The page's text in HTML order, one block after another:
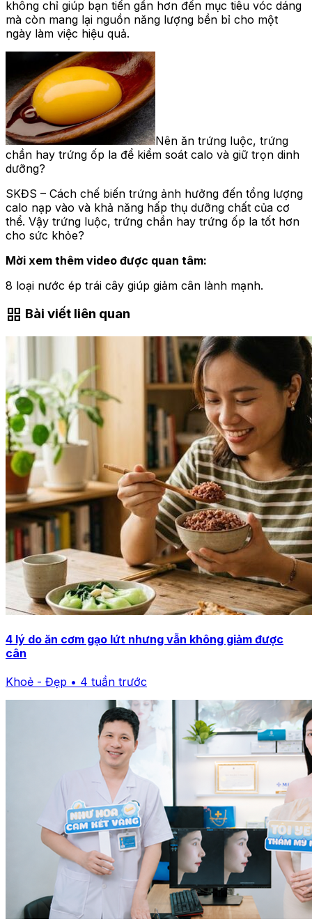
không chỉ giúp bạn tiến gần hơn đến mục tiêu vóc dáng
mà còn mang lại nguồn năng lượng bền bỉ cho một
ngày làm việc hiệu quả.
Nên ăn trứng luộc, trứng
chần hay trứng ốp la để kiểm soát calo và giữ trọn dinh
dưỡng?
SKĐS – Cách chế biến trứng ảnh hưởng đến tổng lượng
calo nạp vào và khả năng hấp thụ dưỡng chất của cơ
thể. Vậy trứng luộc, trứng chần hay trứng ốp la tốt hơn
cho sức khỏe?
Mời xem thêm video được quan tâm:
8 loại nước ép trái cây giúp giảm cân lành mạnh.
grid_view Bài viết liên quan
4 lý do ăn cơm gạo lứt nhưng vẫn không giảm được
cân
Khoẻ - Đẹp • 4 tuần trước